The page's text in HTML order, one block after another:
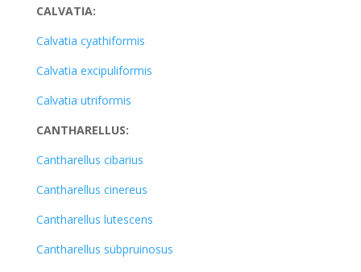
CALVATIA:
Calvatia cyathiformis
Calvatia excipuliformis
Calvatia utriformis
CANTHARELLUS:
Cantharellus cibarius
Cantharellus cinereus
Cantharellus lutescens
Cantharellus subpruinosus